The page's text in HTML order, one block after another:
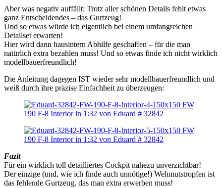
Aber was negativ auffällt: Trotz aller schönen Details fehlt etwas
ganz Entscheidendes – das Gurtzeug!
Und so etwas würde ich eigentlich bei einem umfangreichen
Detailset erwarten!
Hier wird dann hausintern Abhilfe geschaffen – für die man
natürlich extra bezahlen muss! Und so etwas finde ich nicht wirklich
modellbauerfreundlich!
Die Anleitung dagegen IST wieder sehr modellbauerfreundlich und
weiß durch ihre präzise Einfachheit zu überzeugen:
Fazit
Für ein wirklich toll detailliertes Cockpit nahezu unverzichtbar!
Der einzige (und, wie ich finde auch unnötige!) Wehmutstropfen ist
das fehlende Gurtzeug, das man extra erwerben muss!